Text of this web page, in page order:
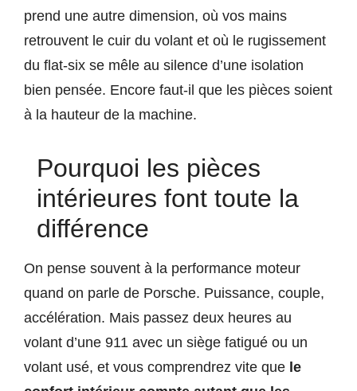
prend une autre dimension, où vos mains
retrouvent le cuir du volant et où le rugissement
du flat-six se mêle au silence d’une isolation
bien pensée. Encore faut-il que les pièces soient
à la hauteur de la machine.
Pourquoi les pièces
intérieures font toute la
différence
On pense souvent à la performance moteur
quand on parle de Porsche. Puissance, couple,
accélération. Mais passez deux heures au
volant d’une 911 avec un siège fatigué ou un
volant usé, et vous comprendrez vite que le